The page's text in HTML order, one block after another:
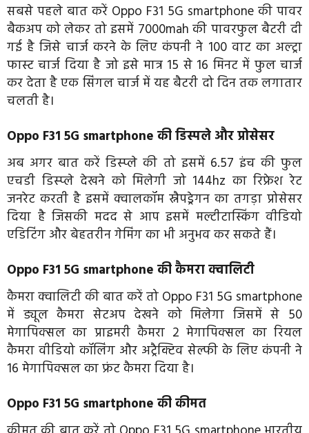
सबसे पहले बात करें Oppo F31 5G smartphone की पावर
बैकअप को लेकर तो इसमें 7000mah की पावरफुल बैटरी दी
गई है जिसे चार्ज करने के लिए कंपनी ने 100 वाट का अल्ट्रा
फास्ट चार्ज दिया है जो इसे मात्र 15 से 16 मिनट में फुल चार्ज
कर देता है एक सिंगल चार्ज में यह बैटरी दो दिन तक लगातार
चलती है।
Oppo F31 5G smartphone की डिस्पले और प्रोसेसर
अब अगर बात करें डिस्प्ले की तो इसमें 6.57 इंच की फुल
एचडी डिस्प्ले देखने को मिलेगी जो 144hz का रिफ्रेश रेट
जनरेट करती है इसमें क्वालकॉम स्नैपड्रेगन का तगड़ा प्रोसेसर
दिया है जिसकी मदद से आप इसमें मल्टीटास्किंग वीडियो
एडिटिंग और बेहतरीन गेमिंग का भी अनुभव कर सकते हैं।
Oppo F31 5G smartphone की कैमरा क्वालिटी
कैमरा क्वालिटी की बात करें तो Oppo F31 5G smartphone
में ड्यूल कैमरा सेटअप देखने को मिलेगा जिसमें से 50
मेगापिक्सल का प्राइमरी कैमरा 2 मेगापिक्सल का रियल
कैमरा वीडियो कॉलिंग और अट्रैक्टिव सेल्फी के लिए कंपनी ने
16 मेगापिक्सल का फ्रंट कैमरा दिया है।
Oppo F31 5G smartphone की कीमत